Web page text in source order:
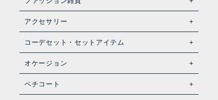
アクセサリー
コーデセット・セットアイテム
オケージョン
ペチコート